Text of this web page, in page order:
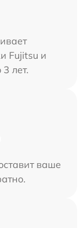
Fujitsu и
лет.
ваше